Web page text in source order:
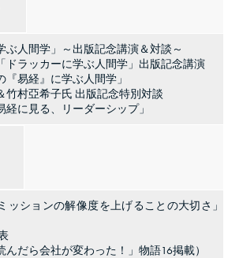
ぶ人間学」～出版記念講演＆対談～
ドラッカーに学ぶ人間学」出版記念講演
『易経』に学ぶ人間学」
竹村亞希子氏 出版記念特別対談
経に見る、リーダーシップ」
ッションの解像度を上げることの大切さ」大
んだら会社が変わった！」物語16掲載）